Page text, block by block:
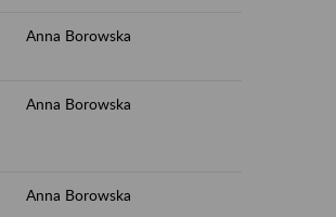
Anna Borowska
Anna Borowska
Anna Borowska